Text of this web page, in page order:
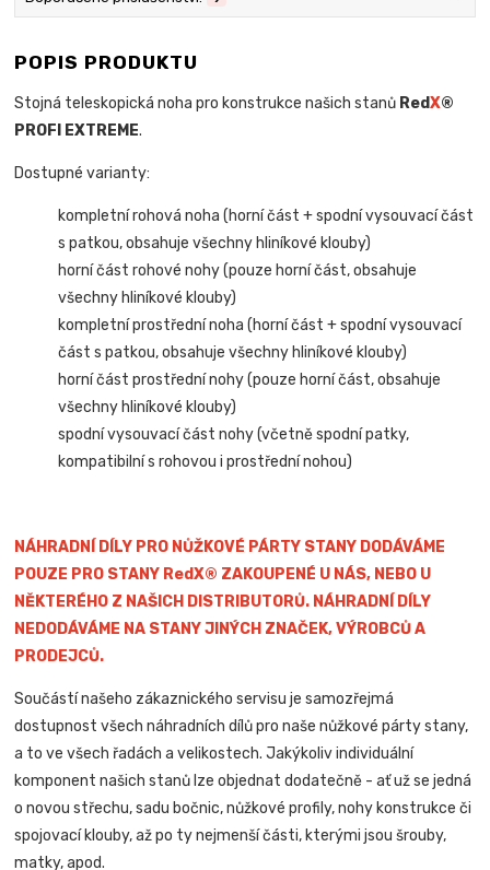
POPIS PRODUKTU
Stojná teleskopická noha pro konstrukce našich stanů RedX®
PROFI EXTREME.
Dostupné varianty:
kompletní rohová noha (horní část + spodní vysouvací část
s patkou, obsahuje všechny hliníkové klouby)
horní část rohové nohy (pouze horní část, obsahuje
všechny hliníkové klouby)
kompletní prostřední noha (horní část + spodní vysouvací
část s patkou, obsahuje všechny hliníkové klouby)
horní část prostřední nohy (pouze horní část, obsahuje
všechny hliníkové klouby)
spodní vysouvací část nohy (včetně spodní patky,
kompatibilní s rohovou i prostřední nohou)
NÁHRADNÍ DÍLY PRO NŮŽKOVÉ PÁRTY STANY DODÁVÁME
POUZE PRO STANY RedX® ZAKOUPENÉ U NÁS, NEBO U
NĚKTERÉHO Z NAŠICH DISTRIBUTORŮ. NÁHRADNÍ DÍLY
NEDODÁVÁME NA STANY JINÝCH ZNAČEK, VÝROBCŮ A
PRODEJCŮ.
Součástí našeho zákaznického servisu je samozřejmá
dostupnost všech náhradních dílů pro naše nůžkové párty stany,
a to ve všech řadách a velikostech. Jakýkoliv individuální
komponent našich stanů lze objednat dodatečně - ať už se jedná
o novou střechu, sadu bočnic, nůžkové profily, nohy konstrukce či
spojovací klouby, až po ty nejmenší části, kterými jsou šrouby,
matky, apod.